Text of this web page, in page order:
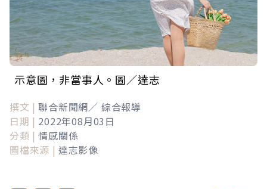
示意圖，非當事人。圖／達志
撰文 | 聯合新聞網／ 綜合報導
日期 | 2022年08月03日
分類 | 情感關係
圖檔來源 | 達志影像